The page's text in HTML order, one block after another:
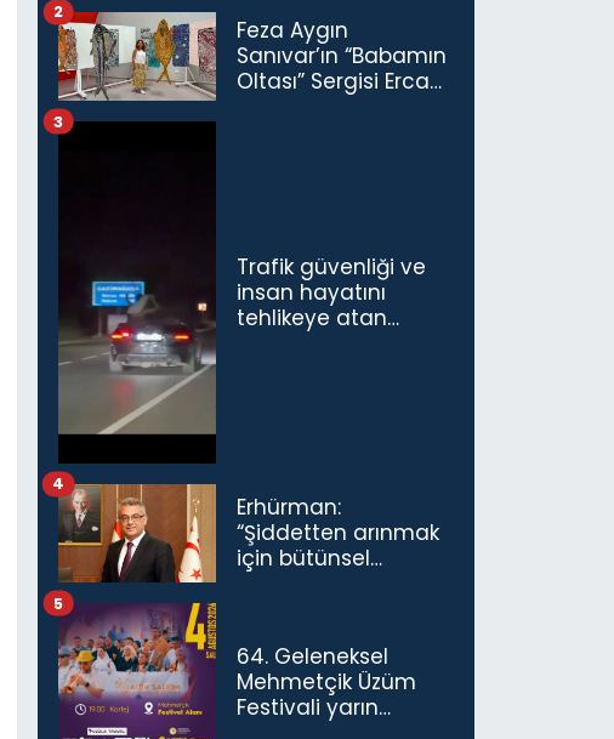
Feza Aygın
Sanıvar’ın “Babamın
Oltası” Sergisi Ercan
2
Trafik güvenliği ve
insan hayatını
tehlikeye atan
3
Erhürman:
“Şiddetten arınmak
için bütünsel
4
64. Geleneksel
Mehmetçik Üzüm
Festivali yarın
5